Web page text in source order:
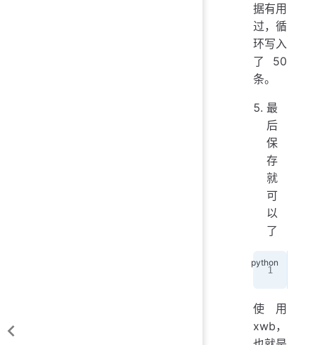
据有用
过，循
环写入
了 50
条。
最
后
保
存
就
可
以
了
使用
xwb，